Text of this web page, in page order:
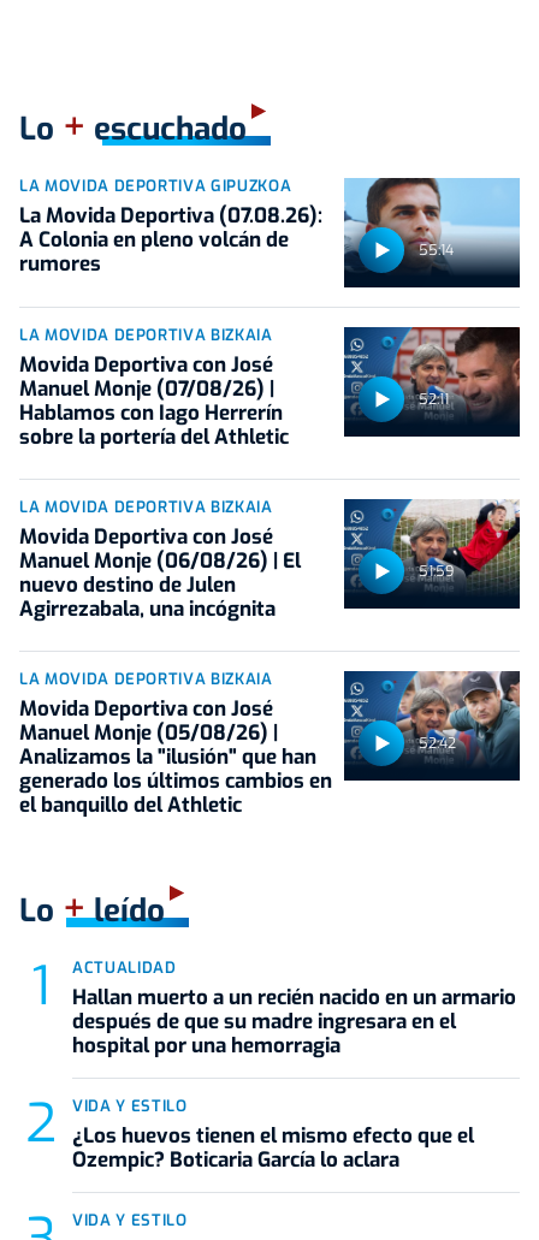
Lo + escuchado
55:14
LA MOVIDA DEPORTIVA GIPUZKOA
La Movida Deportiva (07.08.26):
A Colonia en pleno volcán de
rumores
52:11
LA MOVIDA DEPORTIVA BIZKAIA
Movida Deportiva con José
Manuel Monje (07/08/26) |
Hablamos con Iago Herrerín
sobre la portería del Athletic
51:59
LA MOVIDA DEPORTIVA BIZKAIA
Movida Deportiva con José
Manuel Monje (06/08/26) | El
nuevo destino de Julen
Agirrezabala, una incógnita
52:42
LA MOVIDA DEPORTIVA BIZKAIA
Movida Deportiva con José
Manuel Monje (05/08/26) |
Analizamos la "ilusión" que han
generado los últimos cambios en
el banquillo del Athletic
Lo +leído
ACTUALIDAD
Hallan muerto a un recién nacido en un armario
después de que su madre ingresara en el
hospital por una hemorragia
VIDA Y ESTILO
¿Los huevos tienen el mismo efecto que el
Ozempic? Boticaria García lo aclara
VIDA Y ESTILO